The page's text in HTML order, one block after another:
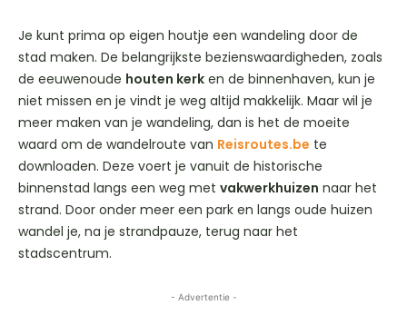
Je kunt prima op eigen houtje een wandeling door de
stad maken. De belangrijkste bezienswaardigheden, zoals
de eeuwenoude houten kerk en de binnenhaven, kun je
niet missen en je vindt je weg altijd makkelijk. Maar wil je
meer maken van je wandeling, dan is het de moeite
waard om de wandelroute van Reisroutes.be te
downloaden. Deze voert je vanuit de historische
binnenstad langs een weg met vakwerkhuizen naar het
strand. Door onder meer een park en langs oude huizen
wandel je, na je strandpauze, terug naar het
stadscentrum.
- Advertentie -